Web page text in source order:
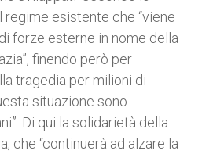
regime esistente che “viene
forze esterne in nome della
finendo però per
tragedia per milioni di
situazione sono
Di qui la solidarietà della
che “continuerà ad alzare la